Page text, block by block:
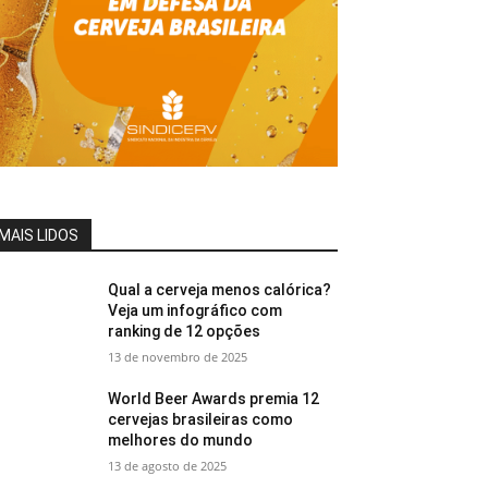
LIDOS
Qual a cerveja menos calórica?
Veja um infográfico com
ranking de 12 opções
13 de novembro de 2025
World Beer Awards premia 12
cervejas brasileiras como
melhores do mundo
13 de agosto de 2025